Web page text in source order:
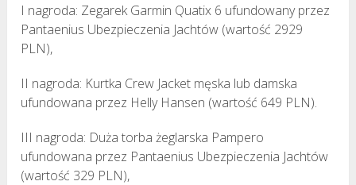
I nagroda: Zegarek Garmin Quatix 6 ufundowany przez
Pantaenius Ubezpieczenia Jachtów (wartość 2929
PLN),
II nagroda: Kurtka Crew Jacket męska lub damska
ufundowana przez Helly Hansen (wartość 649 PLN).
III nagroda: Duża torba żeglarska Pampero
ufundowana przez Pantaenius Ubezpieczenia Jachtów
(wartość 329 PLN),